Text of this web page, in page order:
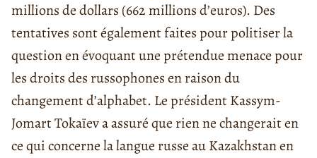
millions de dollars (662 millions d’euros). Des
tentatives sont également faites pour politiser la
question en évoquant une prétendue menace pour
les droits des russophones en raison du
changement d’alphabet. Le président Kassym-
Jomart Tokaïev a assuré que rien ne changerait en
ce qui concerne la langue russe au Kazakhstan en